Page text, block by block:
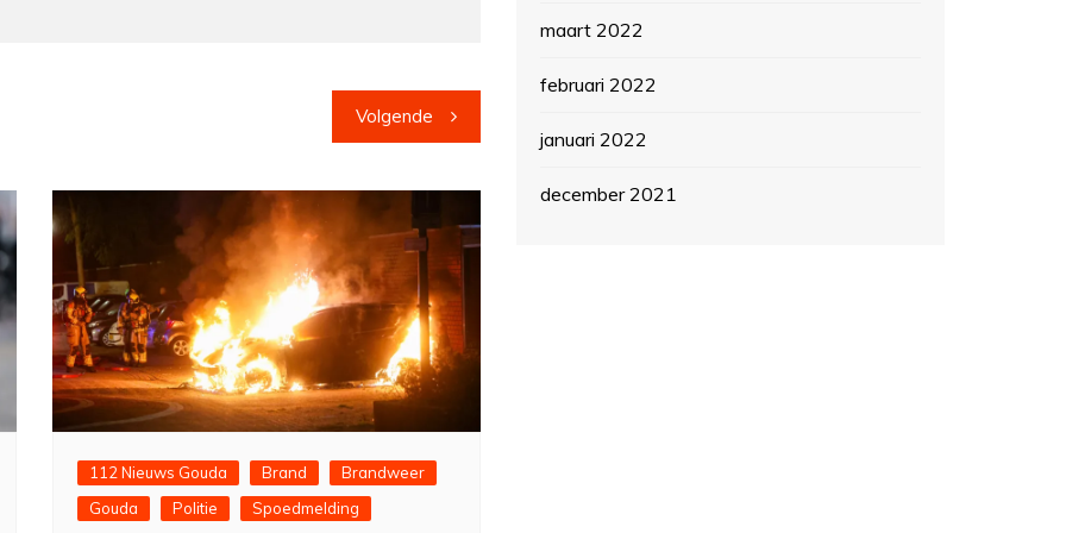
Volgende
112 Nieuws Gouda Brand
Brandweer
Gouda
Politie Spoedmelding
maart 2022
februari 2022
januari 2022
december 2021